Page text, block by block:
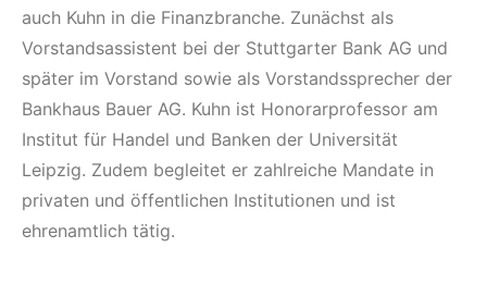
auch Kuhn in die Finanzbranche. Zunächst als
Vorstandsassistent bei der Stuttgarter Bank AG und
später im Vorstand sowie als Vorstandssprecher der
Bankhaus Bauer AG. Kuhn ist Honorarprofessor am
Institut für Handel und Banken der Universität
Leipzig. Zudem begleitet er zahlreiche Mandate in
privaten und öffentlichen Institutionen und ist
ehrenamtlich tätig.